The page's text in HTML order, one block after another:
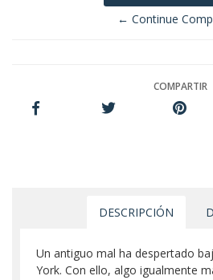
← Continue
COMPARTIR
DESCRIPCIÓN
Un antiguo mal ha despertado
York. Con ello, algo igualmente